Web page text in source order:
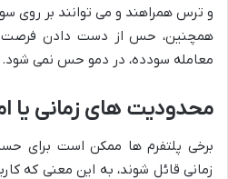
و ترس همراهند و می توانند بر روی
همچنین، حس از دست دادن
معامله سودده، در دمو حس نمی شود.
محدودیت های زمانی یا
برخی پلتفرم ها ممکن است برای
زمانی قائل شوند، به این معنی که